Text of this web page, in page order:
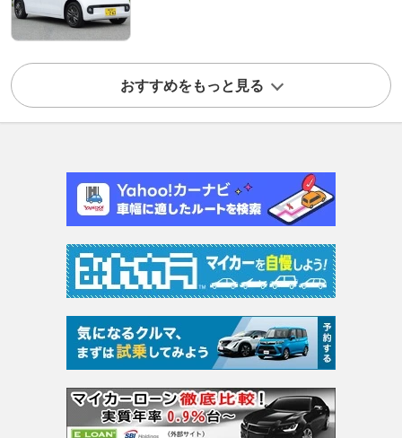
おすすめをもっと見る